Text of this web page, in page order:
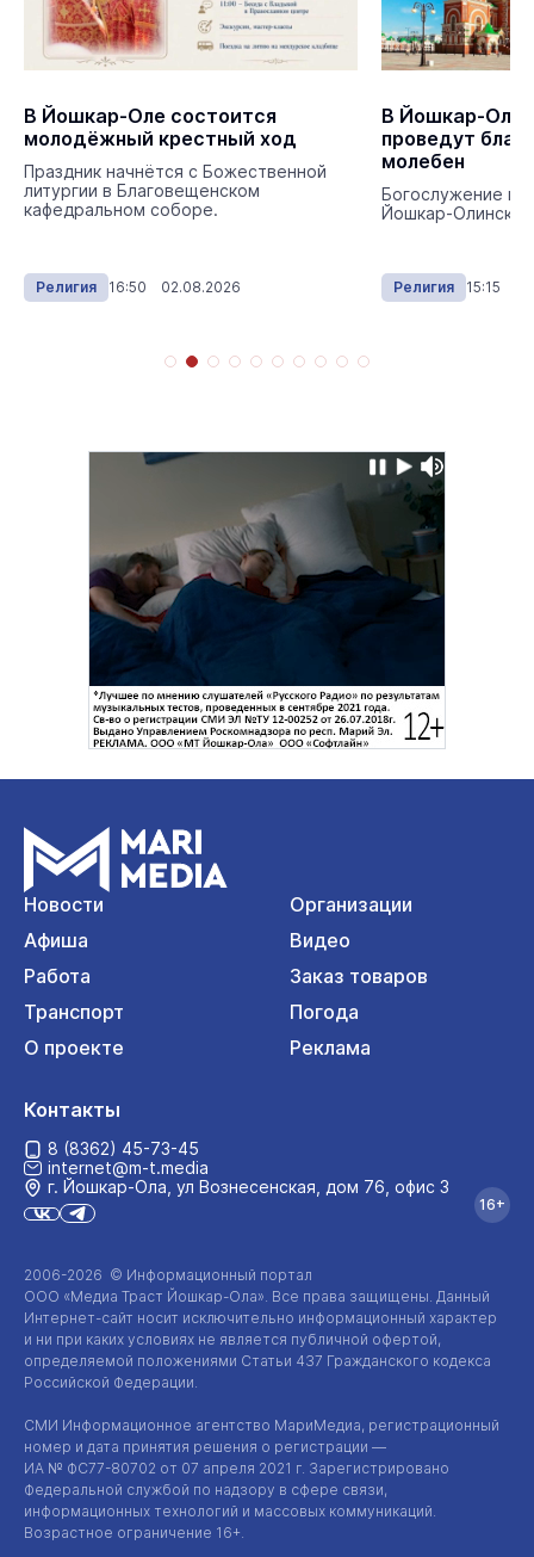
В Йошкар-Оле состоится
молодёжный крестный ход
Праздник начнётся с Божественной
литургии в Благовещенском
кафедральном соборе.
Религия 16:50 02.08.2026
В Йошкар-Оле
проведут
молебен
Богослужение
Йошкар-
Религия 15:15
Новости
Организации
Афиша
Видео
Работа
Заказ товаров
Транспорт
Погода
О проекте
Реклама
2006-2026 © Информационный портал
ООО «Медиа Траст Йошкар-Ола». Все права защищены. Данный
Интернет-сайт носит исключительно информационный характер
и ни при каких условиях не является публичной офертой,
определяемой положениями Статьи 437 Гражданского кодекса
Российской Федерации.
СМИ Информационное агентство МариМедиа, регистрационный
номер и дата принятия решения о регистрации —
ИА № ФС77-80702 от 07 апреля 2021 г. Зарегистрировано
Федеральной службой по надзору в сфере связи,
информационных технологий и массовых коммуникаций.
Возрастное ограничение 16+.
Контакты
8 (8362) 45-73-45
internet@m-t.media
г. Йошкар‑Ола, ул Вознесенская, дом 76, офис 3
16+